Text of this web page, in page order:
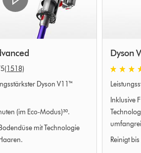
1518 Bewertungen
(1518)
Dyson V11™
(im Eco-Modus)³⁰.
mit Technologie
Dyson
4.6 stars
Inklusive
Reinigt